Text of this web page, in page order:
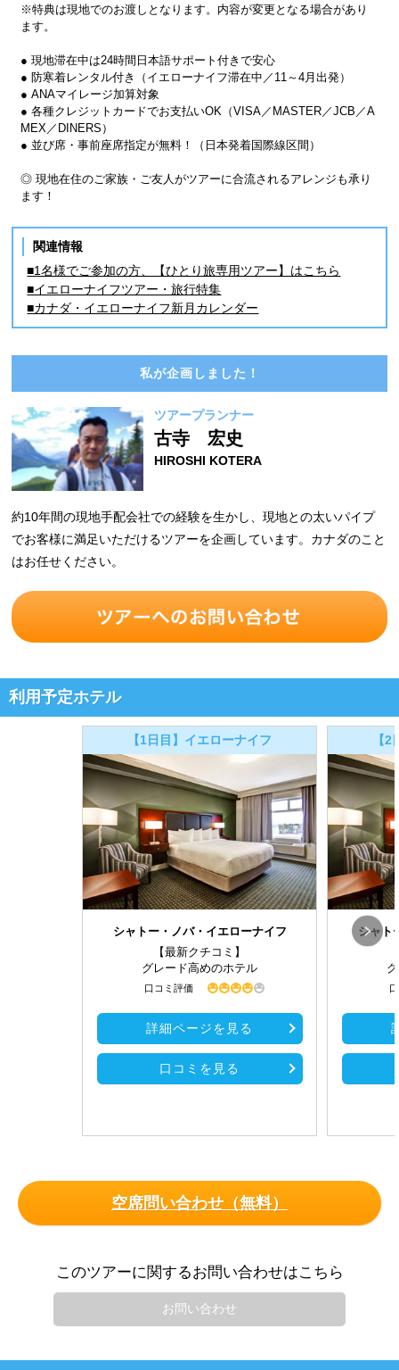
※特典は現地でのお渡しとなります。内容が変更となる場合があり
ます。
● 現地滞在中は24時間日本語サポート付きで安心
● 防寒着レンタル付き（イエローナイフ滞在中／11～4月出発）
● ANAマイレージ加算対象
● 各種クレジットカードでお支払いOK（VISA／MASTER／JCB／A
MEX／DINERS）
● 並び席・事前座席指定が無料！（日本発着国際線区間）
◎ 現地在住のご家族・ご友人がツアーに合流されるアレンジも承り
ます！
関連情報
■1名様でご参加の方、【ひとり旅専用ツアー】はこちら
■イエローナイフツアー・旅行特集
■カナダ・イエローナイフ新月カレンダー
私が企画しました！
ツアープランナー
古寺 宏史
HIROSHI KOTERA
約10年間の現地手配会社での経験を生かし、現地との太いパイプ
でお客様に満足いただけるツアーを企画しています。カナダのこと
はお任せください。
利用予定ホテル
【1日目】イエローナイフ
シャトー・ノバ・イエローナイフ
【最新クチコミ】
グレード高めのホテル
口コミ評価
詳細ページを見る
口コミを見る
【
シャト
空席問い合わせ（無料）
このツアーに関するお問い合わせはこちら
お問い合わせ